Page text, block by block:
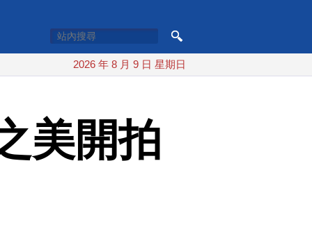
2026 年 8 月 9 日 星期日
美開拍